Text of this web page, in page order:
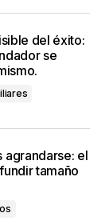
del éxito:
se
agrandarse: el
tamaño